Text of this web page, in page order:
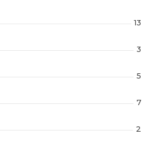
13
3
5
7
2